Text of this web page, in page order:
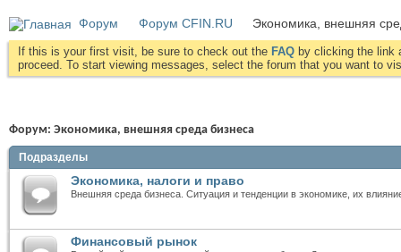
Форум Форум CFIN.RU Экономика, внешняя
If this is your first visit, be sure to check out the FAQ by clicking the link
proceed. To start viewing messages, select the forum that you want to
Форум: Экономика, внешняя среда бизнеса
Подразделы
Экономика, налоги и право
Внешняя среда бизнеса. Ситуация и тенденции в экономике, их
Финансовый рынок